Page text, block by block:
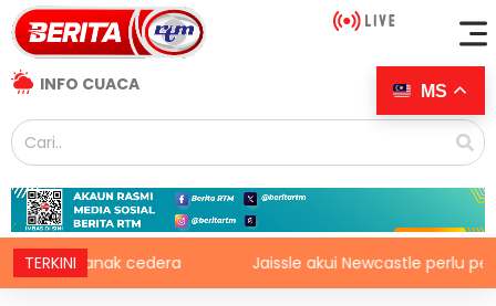
INFO CUACA
TERKINI
kanak cedera Jaissle akui Newcastle perlu perbaiki
MS